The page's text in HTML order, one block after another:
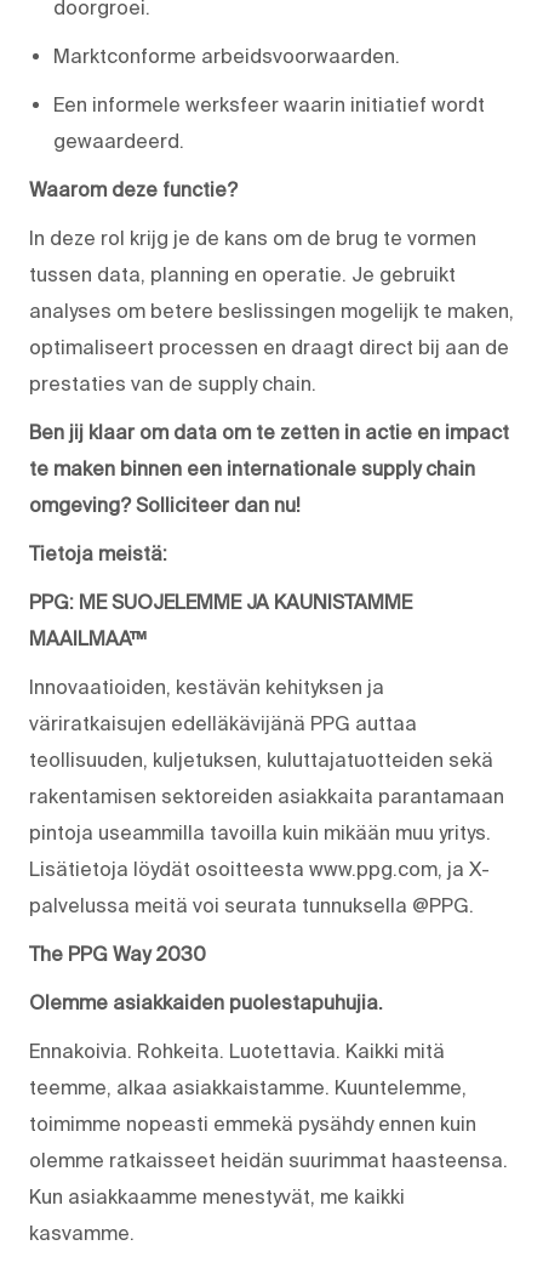
doorgroei.
Marktconforme arbeidsvoorwaarden.
Een informele werksfeer waarin initiatief wordt
gewaardeerd.
Waarom deze functie?
In deze rol krijg je de kans om de brug te vormen
tussen data, planning en operatie. Je gebruikt
analyses om betere beslissingen mogelijk te maken,
optimaliseert processen en draagt direct bij aan de
prestaties van de supply chain.
Ben jij klaar om data om te zetten in actie en impact
te maken binnen een internationale supply chain
omgeving? Solliciteer dan nu!
Tietoja meistä:
PPG: ME SUOJELEMME JA KAUNISTAMME
MAAILMAA™
Innovaatioiden, kestävän kehityksen ja
väriratkaisujen edelläkävijänä PPG auttaa
teollisuuden, kuljetuksen, kuluttajatuotteiden sekä
rakentamisen sektoreiden asiakkaita parantamaan
pintoja useammilla tavoilla kuin mikään muu yritys.
Lisätietoja löydät osoitteesta www.ppg.com, ja X-
palvelussa meitä voi seurata tunnuksella @PPG.
The PPG Way 2030
Olemme asiakkaiden puolestapuhujia.
Ennakoivia. Rohkeita. Luotettavia. Kaikki mitä
teemme, alkaa asiakkaistamme. Kuuntelemme,
toimimme nopeasti emmekä pysähdy ennen kuin
olemme ratkaisseet heidän suurimmat haasteensa.
Kun asiakkaamme menestyvät, me kaikki
kasvamme.